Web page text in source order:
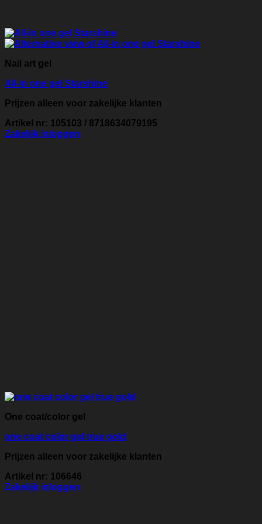
Nail art gel
All-in one gel Starshine
Prijzen alleen voor zakelijke klanten
Artikel nr: 105103 / 8718634079195
Zakelijk inloggen
One coat/color gel
one coat color gel true gold
Prijzen alleen voor zakelijke klanten
Artikel nr: 106646
Zakelijk inloggen